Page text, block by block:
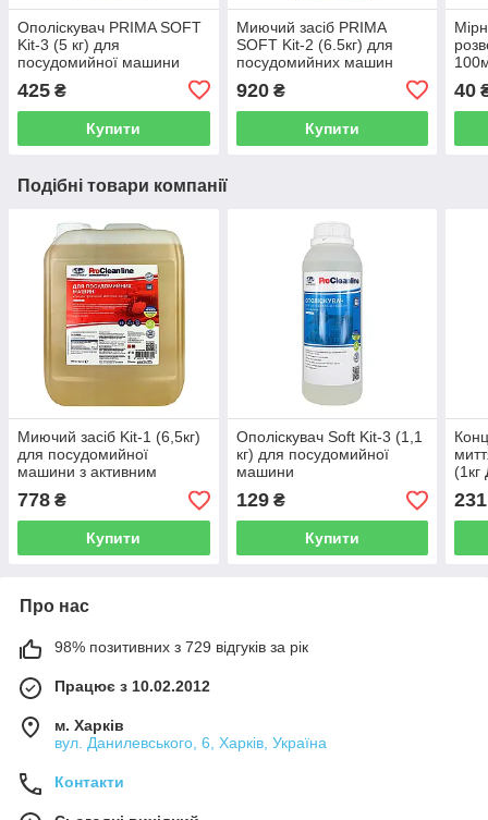
Ополіскувач PRIMA SOFT
Kit-3 (5 кг) для
посудомийної машини
425 ₴
Купити
Миючий засіб PRIMA
SOFT Kit-2 (6.5кг) для
посудомийних машин
920₴
Купити
40
Подібні товари компанії
Миючий засіб Kit-1 (6,5кг)
для посудомийної
машини з активним
хлором
778 ₴
Купити
Ополіскувач Soft Kit-3 (1,1
кг) для посудомийної
машини
129₴
Купити
(1кг
231
Про нас
98% позитивних з 729 відгуків за рік
Працює з 10.02.2012
м. Харків
вул. Данилевського, 6, Харків, Україна
Контакти